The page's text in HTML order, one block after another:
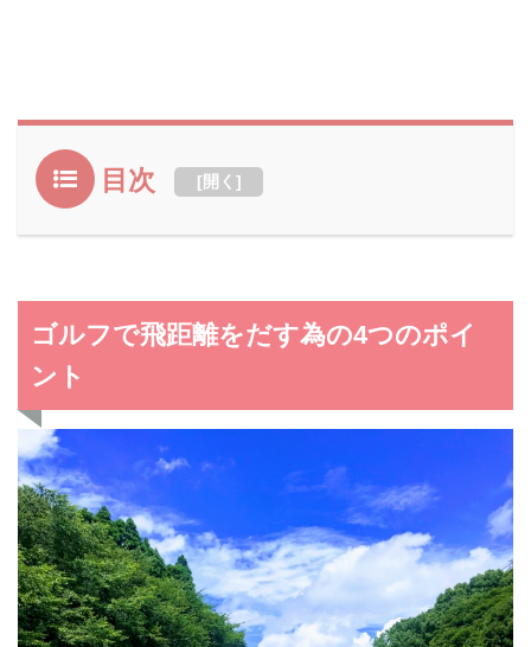
目次 [開く ]
ゴルフで飛距離をだす為の4つのポイ
ント